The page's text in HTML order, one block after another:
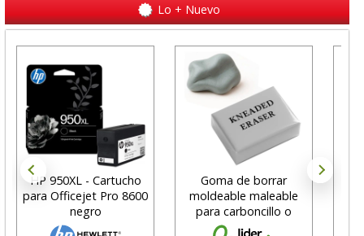
Lo + Nuevo
HP 950XL - Cartucho
para Officejet Pro 8600
negro
Goma de borrar
moldeable maleable
para carboncillo o
grafito